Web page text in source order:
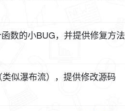
数的小BUG，并提供修复方法
似瀑布流），提供修改源码